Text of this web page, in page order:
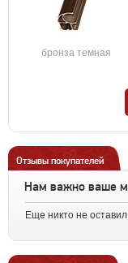
бронза темная
Отзывы покупателей
Нам важно ваше
Еще никто не